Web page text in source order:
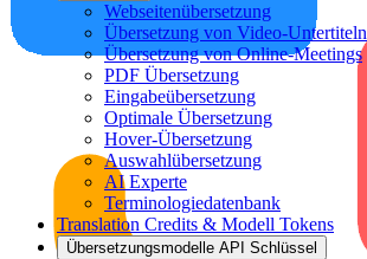
Webseitenübersetzung
Übersetzung von Video-Untertiteln
Übersetzung von Online-Meetings
PDF Übersetzung
Eingabeübersetzung
Optimale Übersetzung
Hover-Übersetzung
Auswahlübersetzung
AI Experte
Terminologiedatenbank
Translation Credits & Modell Tokens
Übersetzungsmodelle API Schlüssel